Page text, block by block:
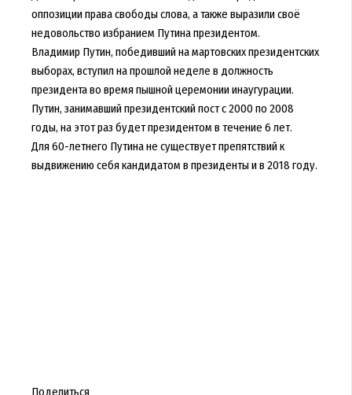
оппозиции права свободы слова, а также выразили своё
недовольство избранием Путина президентом.
Владимир Путин, победивший на мартовских президентских
выборах, вступил на прошлой неделе в должность
президента во время пышной церемонии инаугурации.
Путин, занимавший президентский пост с 2000 по 2008
годы, на этот раз будет президентом в течение 6 лет.
Для 60-летнего Путина не существует препятствий к
выдвижению себя кандидатом в президенты и в 2018 году.